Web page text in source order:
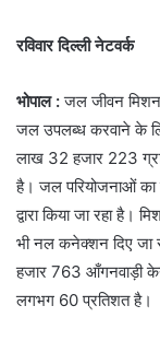
रविवार दिल्ली नेटवर्क
भोपाल :जल जीवन
जल उपलब्ध करवाने के
लाख 32 हजार 223
है। जल परियोजनाओं का
द्वारा किया जा रहा
भी नल कनेक्शन दिए जा
हजार 763 आँगनवाड़ी
लगभग 60 प्रतिशत है।